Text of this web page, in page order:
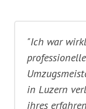
"Ich war
in Luzern
ihres